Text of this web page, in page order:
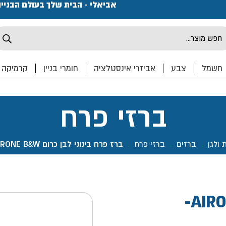
אביאלי - הבית שלך בעולם
חשמל צבע אביזרי אינסטלציה חומרי בניין קרמיקה
ברזי פרח
ולגן . ברזים . ברזי פרח . ברז פרח בינוני לבן כרום AIRONE B&W- אקווילה פרימיום
ברז פרח בינוני לבן כרום AIRONE B&W-